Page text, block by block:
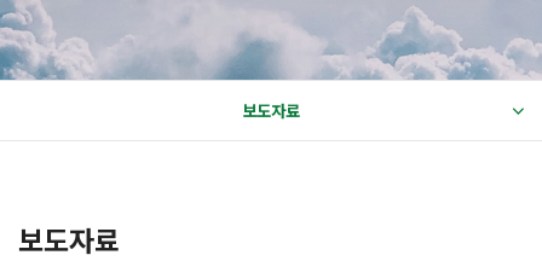
보도자료
보도자료